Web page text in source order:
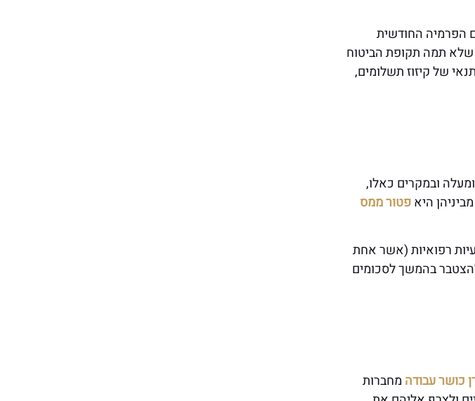
הפרמיה החודשית
שלא תמה תקופת הביטוח
של קיזוז תשלומים,
אובדן כושר עבודה יכול להביא פעמים רבות לקביעת דרגת נכות כללית בשיעור של 90% ומעלה ובמקרים כאלו,
היאפטור ממס
הצטברות של בעיות רפואיות (אשר אחת
בחודש ולהצטבר בהמשך לסכומים
כושר עבודה מחברות